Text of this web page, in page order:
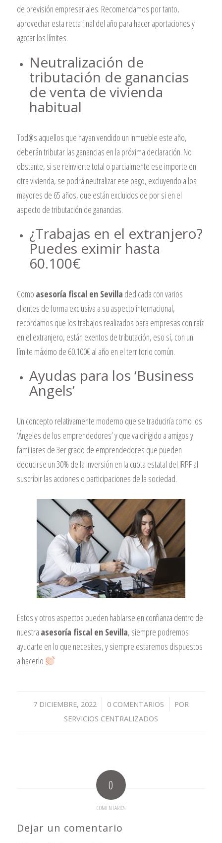
de previsión empresariales. Recomendamos por tanto,
aprovechar esta recta final del año para hacer aportaciones y
agotar los límites.
Neutralización de
tributación de ganancias
de venta de vivienda
habitual
Tod@s aquellos que hayan vendido un inmueble este año,
deberán tributar las ganancias en la próxima declaración. No
obstante, si se reinvierte total o parcialmente ese importe en
otra vivienda, se podrá neutralizar ese pago, excluyendo a los
mayores de 65 años, que están excluidos de por si en el
aspecto de tributación de ganancias.
¿Trabajas en el extranjero?
Puedes eximir hasta
60.100€
Como asesoría fiscal en Sevilla dedicada con varios
clientes de forma exclusiva a su aspecto internacional,
recordamos que los trabajos realizados para empresas con raíz
en el extranjero, están exentos de tributación, eso sí, con un
límite máximo de 60.100€ al año en el territorio común.
Ayudas para los ‘Business
Angels’
Un concepto relativamente moderno que se traduciría como los
‘Ángeles de los emprendedores’ y que va dirigido a amigos y
familiares de 3er grado de emprendedores que pueden
deducirse un 30% de la inversión en la cuota estatal del IRPF al
suscribir las acciones o participaciones de la sociedad.
Estos y otros aspectos pueden hablarse en confianza dentro de
nuestra asesoría fiscal en Sevilla, siempre podremos
ayudarte en lo que necesites, y siempre estaremos dispuestos
a hacerlo
7 DICIEMBRE, 2022
/ 0 COMENTARIOS
/
POR
SERVICIOS CENTRALIZADOS
0
COMENTARIOS
Dejar un comentario